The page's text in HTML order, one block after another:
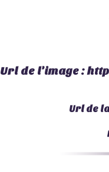
Url de l'image :
Url de